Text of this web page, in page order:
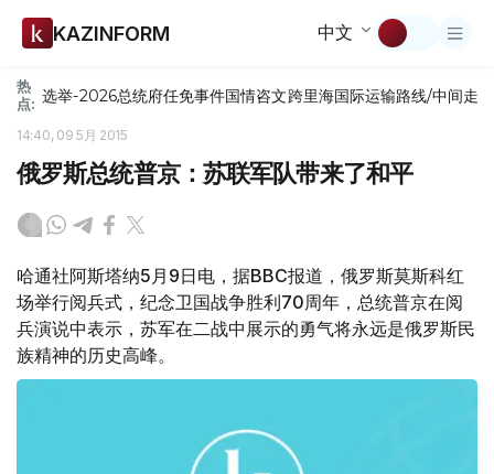
KAZINFORM 中文
热
点: 选举-2026总统府任免事件国情咨文跨里海国际运输路线/中间走廊
14:40, 09 5月 2015
俄罗斯总统普京：苏联军队带来了和平
哈通社阿斯塔纳5月9日电，据BBC报道，俄罗斯莫斯科红
场举行阅兵式，纪念卫国战争胜利70周年，总统普京在阅
兵演说中表示，苏军在二战中展示的勇气将永远是俄罗斯民
族精神的历史高峰。